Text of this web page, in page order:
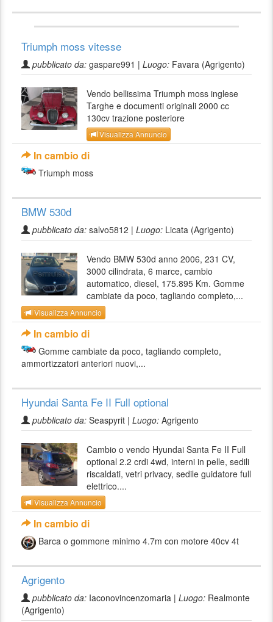
Triumph moss vitesse
pubblicato da: gaspare991 | Luogo: Favara (Agrigento)
Vendo bellissima Triumph moss inglese
Targhe e documenti originali 2000 cc
130cv trazione posteriore
Visualizza Annuncio
In cambio di
Triumph moss
BMW 530d
pubblicato da: salvo5812 | Luogo: Licata (Agrigento)
Vendo BMW 530d anno 2006, 231 CV,
3000 cilindrata, 6 marce, cambio
automatico, diesel, 175.895 Km. Gomme
cambiate da poco, tagliando completo,...
Visualizza Annuncio
In cambio di
Gomme cambiate da poco, tagliando completo,
ammortizzatori anteriori nuovi,...
Hyundai Santa Fe II Full optional
pubblicato da: Seaspyrit | Luogo: Agrigento
Cambio o vendo Hyundai Santa Fe II Full
optional 2.2 crdi 4wd, interni in pelle, sedili
riscaldati, vetri privacy, sedile guidatore full
elettrico....
Visualizza Annuncio
In cambio di
Barca o gommone minimo 4.7m con motore 40cv 4t
Agrigento
pubblicato da: Iaconovincenzomaria | Luogo: Realmonte
(Agrigento)